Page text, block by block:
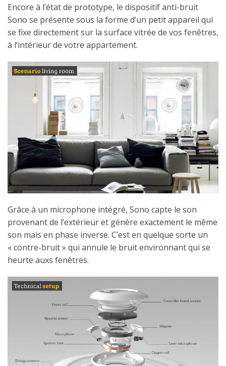
Encore à l’état de prototype, le dispositif anti-bruit
Sono se présente sous la forme d’un petit appareil qui
se fixe directement sur la surface vitrée de vos fenêtres,
à l’intérieur de votre appartement.
Grâce à un microphone intégré, Sono capte le son
provenant de l’extérieur et génère exactement le même
son mais en phase inverse. C’est en quelque sorte un
« contre-bruit » qui annule le bruit environnant qui se
heurte auxs fenêtres.